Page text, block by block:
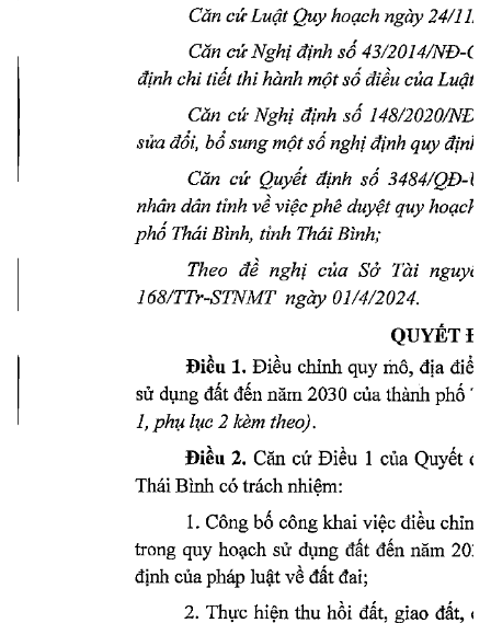
Căn cứ Luật Quy hoạch ngày 24/11/
Căn cứ Nghị định sỗ 43/2Ồ14/NĐ-
định chỉ tiết thỉ hành một số điều của Luật
Cân cứ Nghị định sỗ 148/2020/
sửa đoi, bổ sung một số nghị định quy định
Căn cứ Quyết định sổ 3484/QĐ-
nhân dân tỉnh về việc phê duyệt quy hoạch
phổ Thái Bĩnh, tỉnh Thái Bình;
Theo đề nghị của Sở Tài
168/TTr-STNMT ngày 01/4/2024.
QUYỂT
Điều 1. Điều cỉoỉnh quy mô, địa
sử dụng đất đến năm 2030 của thành phố
1, phụ lục 2 kèm theo).
Điều 2. Căn cứ Điều 1 của Quyết
Thái Bình có trách nhiệm:
1. Công bố công khai việc điều chỉnh
trong quy hoạch sử dụng đất đến năm
định của pháp luật về đất đai;
2. Thực hiện ứiu hồi đất, giao đất,